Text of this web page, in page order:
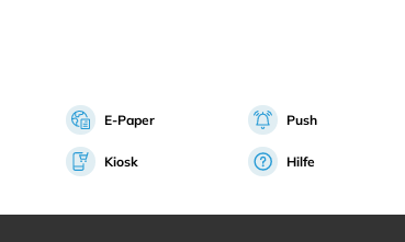
E-Paper Push
Kiosk Hilfe